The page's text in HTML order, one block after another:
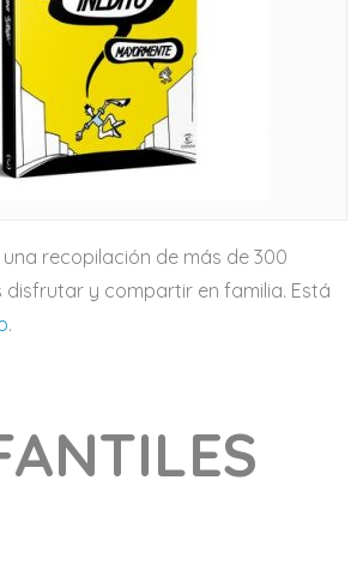
recopilación de más de 300
disfrutar y compartir en familia. Está
.